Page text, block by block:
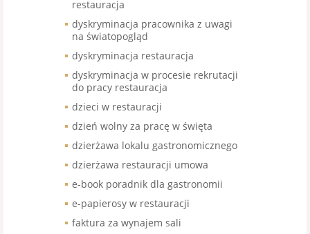
restauracja
dyskryminacja pracownika z uwagi
na światopogląd
dyskryminacja restauracja
dyskryminacja w procesie rekrutacji
do pracy restauracja
dzieci w restauracji
dzień wolny za pracę w święta
dzierżawa lokalu gastronomicznego
dzierżawa restauracji umowa
e-book poradnik dla gastronomii
e-papierosy w restauracji
faktura za wynajem sali